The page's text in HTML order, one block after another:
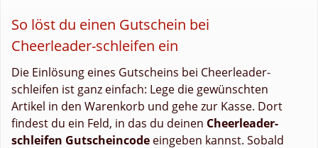
So löst du einen Gutschein bei
Cheerleader-schleifen ein
Die Einlösung eines Gutscheins bei Cheerleader-
schleifen ist ganz einfach: Lege die gewünschten
Artikel in den Warenkorb und gehe zur Kasse. Dort
findest du ein Feld, in das du deinen Cheerleader-
schleifen Gutscheincode eingeben kannst. Sobald